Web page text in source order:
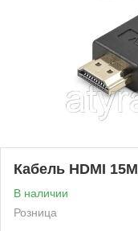
Кабель HDMI 15M
В наличии
Розница